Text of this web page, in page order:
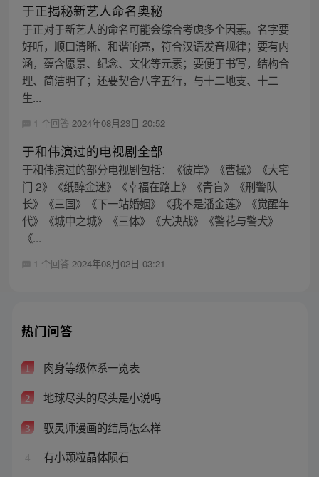
于正揭秘新艺人命名奥秘
于正对于新艺人的命名可能会综合考虑多个因素。名字要
好听，顺口清晰、和谐响亮，符合汉语发音规律；要有内
涵，蕴含愿景、纪念、文化等元素；要便于书写，结构合
理、简洁明了；还要契合八字五行，与十二地支、十二
生...
1 个回答 2024年08月23日 20:52
于和伟演过的电视剧全部
于和伟演过的部分电视剧包括：《彼岸》《曹操》《大宅
门 2》《纸醉金迷》《幸福在路上》《青盲》《刑警队
长》《三国》《下一站婚姻》《我不是潘金莲》《觉醒年
代》《城中之城》《三体》《大决战》《警花与警犬》
《...
1 个回答 2024年08月02日 03:21
热门问答
1 肉身等级体系一览表
2 地球尽头的尽头是小说吗
3 驭灵师漫画的结局怎么样
4 有小颗粒晶体陨石